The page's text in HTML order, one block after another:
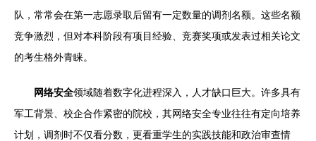
队，常常会在第一志愿录取后留有一定数量的调剂名额。这些名额
竞争激烈，但对本科阶段有项目经验、竞赛奖项或发表过相关论文
的考生格外青睐。
网络安全领域随着数字化进程深入，人才缺口巨大。许多具有
军工背景、校企合作紧密的院校，其网络安全专业往往有定向培养
计划，调剂时不仅看分数，更看重学生的实践技能和政治审查情